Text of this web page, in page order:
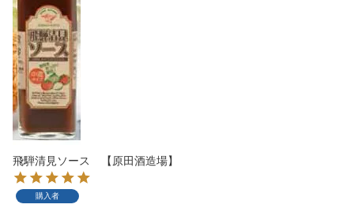
飛騨清見ソース 【原田酒造場】
購入者